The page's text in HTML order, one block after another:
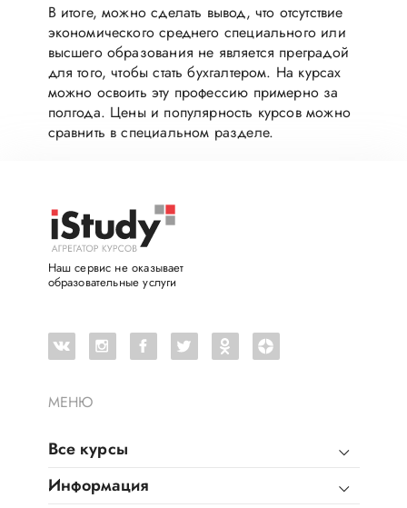
В итоге, можно сделать вывод, что отсутствие
экономического среднего специального или
высшего образования не является преградой
для того, чтобы стать бухгалтером. На курсах
можно освоить эту профессию примерно за
полгода. Цены и популярность курсов можно
сравнить в специальном разделе.
МЕНЮ
Все курсы
Информация
Наш сервис не оказывает
образовательные услуги